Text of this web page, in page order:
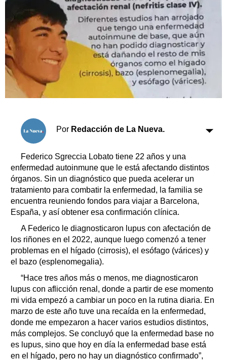
Sociedad y tiempo
libre
Sociedad
Tecnología
Turismo
Salud
Es viral
El tiempo
Cartón Lleno
Clasificados
Horóscopo
Servicios
Farmacias
Transportes
Loterías
Datos Útiles
Edictos
Teléfonos de urgencia
Por Redacción de La Nueva.
Federico Sgreccia Lobato tiene 22 años y una
enfermedad autoinmune que le está afectando distintos
órganos. Sin un diagnóstico que pueda acelerar un
tratamiento para combatir la enfermedad, la familia se
encuentra reuniendo fondos para viajar a Barcelona,
España, y así obtener esa confirmación clínica.
A Federico le diagnosticaron lupus con afectación de
los riñones en el 2022, aunque luego comenzó a tener
problemas en el hígado (cirrosis), el esófago (várices) y
el bazo (esplenomegalia).
“Hace tres años más o menos, me diagnosticaron
lupus con aflicción renal, donde a partir de ese momento
mi vida empezó a cambiar un poco en la rutina diaria. En
marzo de este año tuve una recaída en la enfermedad,
donde me empezaron a hacer varios estudios distintos,
más complejos. Se concluyó que la enfermedad base no
es lupus, sino que hoy en día la enfermedad base está
en el hígado, pero no hay un diagnóstico confirmado”,